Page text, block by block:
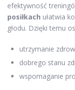
efektywność
posiłkach ułatwia
głodu. Dzięki temu
utrzymanie
dobrego stanu
wspomaganie